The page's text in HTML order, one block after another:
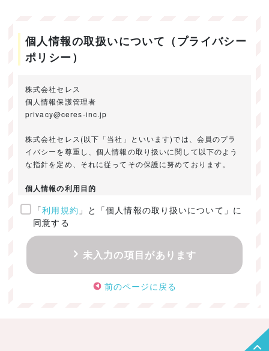
個人情報の取扱いについて（プライバシー
ポリシー）
株式会社セレス
個人情報保護管理者
privacy@ceres-inc.jp
株式会社セレス(以下「当社」といいます)では、会員のプラ
イバシーを尊重し、個人情報の取り扱いに関して以下のよう
な指針を定め、それに従ってその保護に努めております。
個人情報の利用目的
ご提供いただきました個人情報は、以下のためにのみ利用い
たします。
・お問い合わせに対する回答及び資料送付のご連絡
・当社のお客様向けサービスの提供
・本人確認
・サービスの開発・改善のための分析
「利用規約 」と「個人情報の取り扱いについて」に
同意する
未入力の項目があります
前のページに戻る